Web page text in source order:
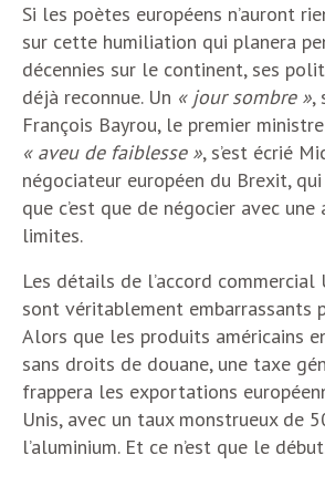
Si les poètes européens n’auront
sur cette humiliation qui planera
décennies sur le continent, ses
déjà reconnue. Un « jour sombre »,
François Bayrou, le premier
« aveu de faiblesse », s’est écrié
négociateur européen du Brexit,
que c’est que de négocier avec une
limites.
Les détails de l’accord commercial
sont véritablement embarrassants
Alors que les produits américains
sans droits de douane, une taxe
frappera les exportations
Unis, avec un taux monstrueux de
l’aluminium. Et ce n’est que le